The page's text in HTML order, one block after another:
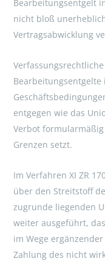
Bearbeitungsentgelt
nicht bloß
Vertragsabwicklung
Bearbeitungsentgelte
entgegen wie das
Verbot
Grenzen setzt.
Im Verfahren XI ZR
über den Streitstoff
zugrunde liegenden
weiter ausgeführt,
im Wege
Zahlung des nicht